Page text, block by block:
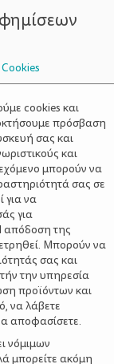
ΣΥΜΒΟΥΛΟΙ
cookies και
πρόσβαση
σας και
και
μπορούν να
σας σε
για να
για
απόδοση της
Μπορούν να
σας και
την υπηρεσία
προϊόντων και
να λάβετε
αποφασίσετε.
νόμιμων
μπορείτε ακόμη